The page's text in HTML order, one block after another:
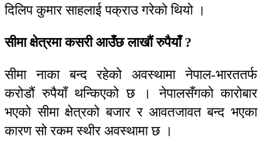
दिलिप कुमार साहलाई पक्राउ गरेको थियो ।
सीमा क्षेत्रमा कसरी आउँछ लाखौं रुपैयाँ ?
सीमा नाका बन्द रहेको अवस्थामा नेपाल-भारततर्फ
करोडौं रुपैयाँ थन्किएको छ । नेपालसँगको कारोबार
भएको सीमा क्षेत्रको बजार र आवतजावत बन्द भएका
कारण सो रकम स्थीर अवस्थामा छ ।